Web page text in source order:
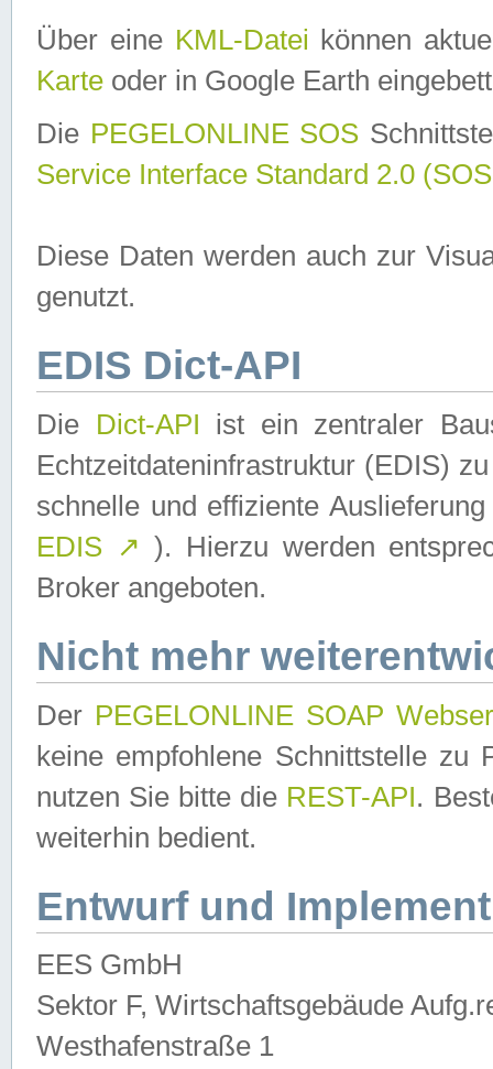
Über eine KML-Datei können
Karte oder in Google Earth
Die PEGELONLINE SOS
Service Interface Standard 2.0
Diese Daten werden auch zur
genutzt.
EDIS Dict-API
Die Dict-API ist ein zentraler
Echtzeitdateninfrastruktur (EDIS)
schnelle und effiziente
EDIS ↗ ). Hierzu werden
Broker angeboten.
Nicht mehr
Der PEGELONLINE SOAP
keine empfohlene Schnittstelle zu
nutzen Sie bitte die REST-API.
weiterhin bedient.
Entwurf und
EES GmbH
Sektor F, Wirtschaftsgebäude
Westhafenstraße 1